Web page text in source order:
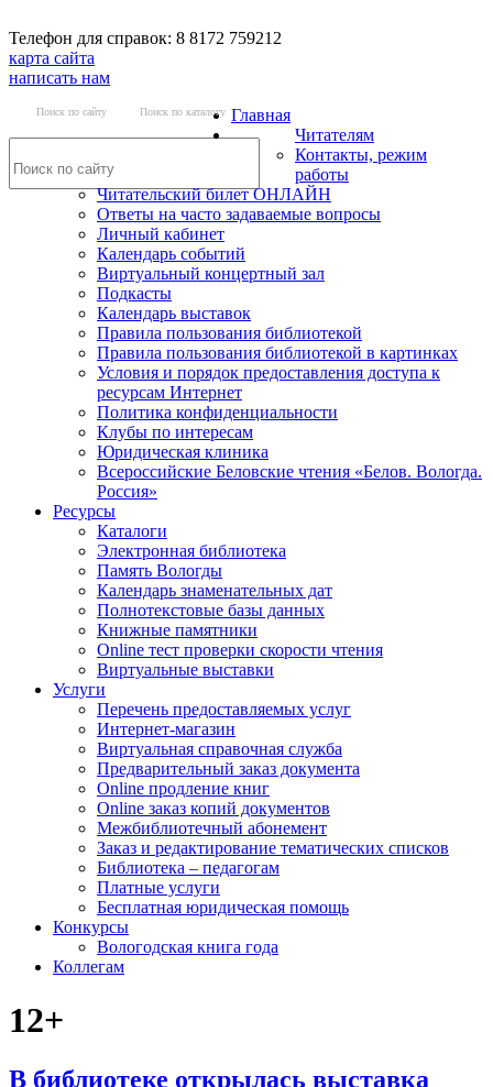
Телефон для справок: 8 8172 759212
карта сайта
написать нам
Поиск по сайту Поиск по каталогу Главная
Читателям
Контакты, режим
работы
Читательский билет ОНЛАЙН
Ответы на часто задаваемые вопросы
Личный кабинет
Календарь событий
Виртуальный концертный зал
Подкасты
Календарь выставок
Правила пользования библиотекой
Правила пользования библиотекой в картинках
Условия и порядок предоставления доступа к
ресурсам Интернет
Политика конфиденциальности
Клубы по интересам
Юридическая клиника
Всероссийские Беловские чтения «Белов. Вологда.
Россия»
Ресурсы
Каталоги
Электронная библиотека
Память Вологды
Календарь знаменательных дат
Полнотекстовые базы данных
Книжные памятники
Online тест проверки скорости чтения
Виртуальные выставки
Услуги
Перечень предоставляемых услуг
Интернет-магазин
Виртуальная справочная служба
Предварительный заказ документа
Online продление книг
Online заказ копий документов
Межбиблиотечный абонемент
Заказ и редактирование тематических списков
Библиотека – педагогам
Платные услуги
Бесплатная юридическая помощь
Конкурсы
Вологодская книга года
Коллегам
12+
В библиотеке открылась выставка